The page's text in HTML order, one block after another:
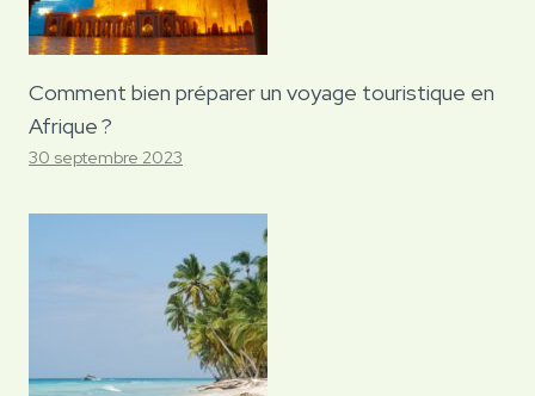
Comment bien préparer un voyage touristique en
Afrique ?
30 septembre 2023